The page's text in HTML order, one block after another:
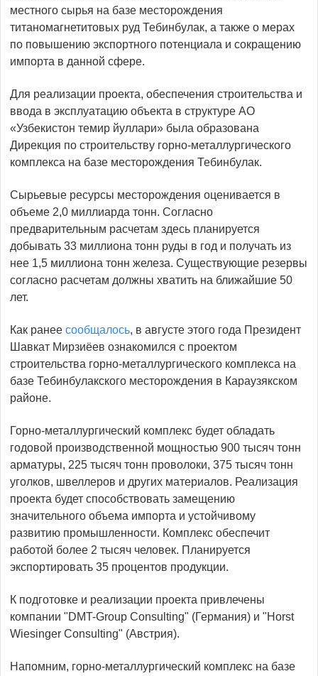
местного сырья на базе месторождения
титаномагнетитовых руд Тебинбулак, а также о мерах
по повышению экспортного потенциала и сокращению
импорта в данной сфере.
Для реализации проекта, обеспечения строительства и
ввода в эксплуатацию объекта в структуре АО
«Узбекистон темир йуллари» была образована
Дирекция по строительству горно-металлургического
комплекса на базе месторождения Тебинбулак.
Сырьевые ресурсы месторождения оценивается в
объеме 2,0 миллиарда тонн. Согласно
предварительным расчетам здесь планируется
добывать 33 миллиона тонн руды в год и получать из
нее 1,5 миллиона тонн железа. Существующие резервы
согласно расчетам должны хватить на ближайшие 50
лет.
Как ранее сообщалось, в августе этого года Президент
Шавкат Мирзиёев ознакомился с проектом
строительства горно-металлургического комплекса на
базе Тебинбулакского месторождения в Караузякском
районе.
Горно-металлургический комплекс будет обладать
годовой производственной мощностью 900 тысяч тонн
арматуры, 225 тысяч тонн проволоки, 375 тысяч тонн
уголков, швеллеров и других материалов. Реализация
проекта будет способствовать замещению
значительного объема импорта и устойчивому
развитию промышленности. Комплекс обеспечит
работой более 2 тысяч человек. Планируется
экспортировать 35 процентов продукции.
К подготовке и реализации проекта привлечены
компании "DMT-Group Consulting" (Германия) и "Horst
Wiesinger Consulting" (Австрия).
Напомним, горно-металлургический комплекс на базе